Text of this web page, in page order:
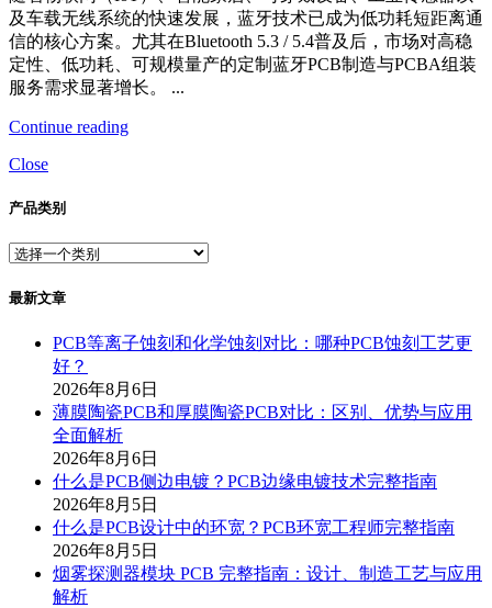
及车载无线系统的快速发展，蓝牙技术已成为低功耗短距离通
信的核心方案。尤其在Bluetooth 5.3 / 5.4普及后，市场对高稳
定性、低功耗、可规模量产的定制蓝牙PCB制造与PCBA组装
服务需求显著增长。 ...
Continue reading
Close
产品类别
最新文章
PCB等离子蚀刻和化学蚀刻对比：哪种PCB蚀刻工艺更
好？
2026年8月6日
薄膜陶瓷PCB和厚膜陶瓷PCB对比：区别、优势与应用
全面解析
2026年8月6日
什么是PCB侧边电镀？PCB边缘电镀技术完整指南
2026年8月5日
什么是PCB设计中的环宽？PCB环宽工程师完整指南
2026年8月5日
烟雾探测器模块 PCB 完整指南：设计、制造工艺与应用
解析